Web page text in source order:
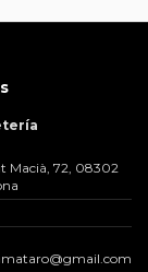
Macià, 72, 08302